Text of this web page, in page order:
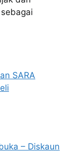
SARA
– Diskaun